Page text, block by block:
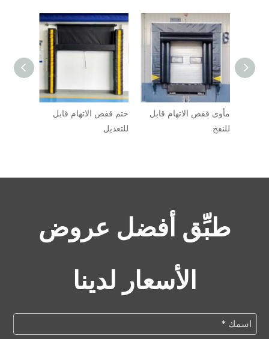
ختم قفص الاتهام قابل
للتعديل
مأوى قفص الاتهام قابل
للنفخ
طبِّق أفضل عروض
الأسعار لدينا